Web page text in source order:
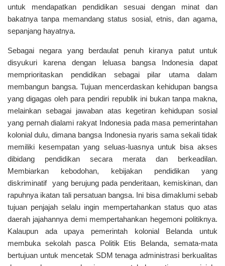
untuk mendapatkan pendidikan sesuai dengan minat dan
bakatnya tanpa memandang status sosial, etnis, dan agama,
sepanjang hayatnya.
Sebagai negara yang berdaulat penuh kiranya patut untuk
disyukuri karena dengan leluasa bangsa Indonesia dapat
memprioritaskan pendidikan sebagai pilar utama dalam
membangun bangsa. Tujuan mencerdaskan kehidupan bangsa
yang digagas oleh para pendiri republik ini bukan tanpa makna,
melainkan sebagai jawaban atas kegetiran kehidupan sosial
yang pernah dialami rakyat Indonesia pada masa pemerintahan
kolonial dulu, dimana bangsa Indonesia nyaris sama sekali tidak
memiliki kesempatan yang seluas-luasnya untuk bisa akses
dibidang pendidikan secara merata dan berkeadilan.
Membiarkan kebodohan, kebijakan pendidikan yang
diskriminatif yang berujung pada penderitaan, kemiskinan, dan
rapuhnya ikatan tali persatuan bangsa. Ini bisa dimaklumi sebab
tujuan penjajah selalu ingin mempertahankan status quo atas
daerah jajahannya demi mempertahankan hegemoni politiknya.
Kalaupun ada upaya pemerintah kolonial Belanda untuk
membuka sekolah pasca Politik Etis Belanda, semata-mata
bertujuan untuk mencetak SDM tenaga administrasi berkualitas